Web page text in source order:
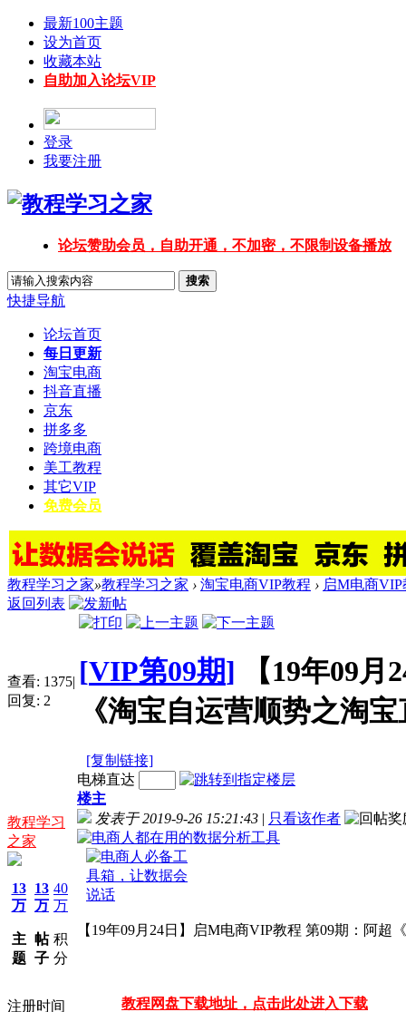
最新100主题
设为首页
收藏本站
自助加入论坛VIP
登录
我要注册
论坛赞助会员，自助开通，不加密，不限制设备播放
搜索
快捷导航
论坛首页
每日更新
淘宝电商
抖音直播
京东
拼多多
跨境电商
美工教程
其它VIP
免费会员
教程学习之家»教程学习之家 › 淘宝电商VIP教程 › 启M电商VIP
返回列表
查看: 1375|
回复: 2
[VIP第09期]
【19年09
《淘宝自运营顺势之淘
[复制链接]
教程学习
之家
13
万
主
题
13
万
帖
子
40
万
积
分
注册时间
电梯直达
楼主
发表于 2019-9-26 15:21:43 | 只看该作者
【19年09月24日】启M电商VIP教程 第09期：阿超
教程网盘下载地址，点击此处进入下载